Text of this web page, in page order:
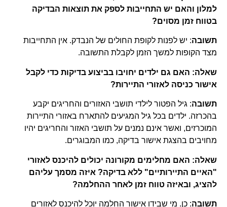
למלון והאם יש התחייבות לספק את תוצאות הבדיקה
בטווח זמן מסוים?
תשובה: יש לפנות לקופת החולים של הנבדק. אין התחייבות
מצד הקופות למשך הזמן לקבלת התשובה.
שאלה: האם גם ילדים יחויבו בביצוע בדיקות כדי לקבל
אישור כניסה לאזורי התיירות?
תשובה: גיל הפטור לילדי תושבי האזורים והחריגים יקבע
בהכרזה. ילדים בכל גיל המגיעים להתארח באזורי התיירות
המוכרזים, ואשר אינם נמנים על תושבי האזור והחריגים יהיו
מחויבים בהצגת אישור בדיקה, כמו המבוגרים.
שאלה: האם מחלימים מקורונה יכולים להיכנס לאזורי
"האיים התיירותיים" ללא בדיקה? איזה מסמך עליהם
להציג, ובאיזה טווח זמן לאחר ההחלמה?
תשובה: כן. מי שבידו אישור החלמה יוכל להיכנס לאזורים